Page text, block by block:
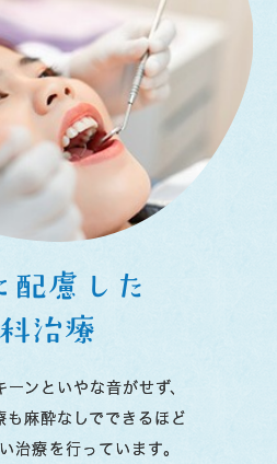
配慮した
治療
ンといやな音がせず、
も麻酔なしでできるほど
治療を行っています。